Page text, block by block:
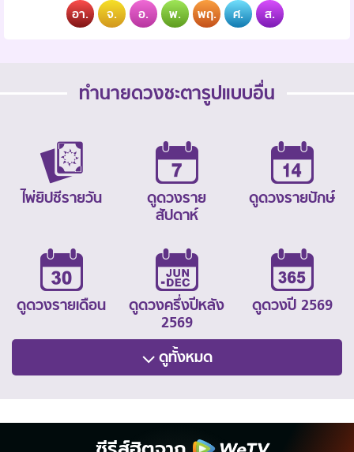
อา. จ. อ. พ. พฤ. ศ. ส.
ทำนายดวงชะตารูปแบบอื่น
ไพ่ยิปซีรายวัน
ดูดวงราย
สัปดาห์
ดูดวงรายปักษ์
ดูดวงรายเดือน
ดูดวงครึ่งปีหลัง
2569
ดูดวงปี 2569
ดูทั้งหมด